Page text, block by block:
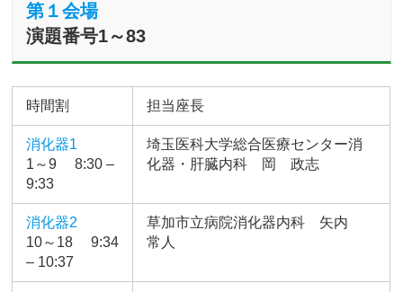
第１会場
演題番号1～83
時間割 担当座長
消化器1
1～9 8:30 –
9:33
埼玉医科大学総合医療センター消
化器・肝臓内科 岡 政志
消化器2
10～18 9:34
– 10:37
草加市立病院消化器内科 矢内
常人